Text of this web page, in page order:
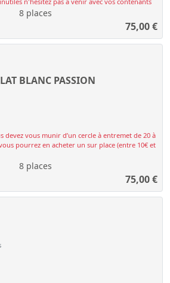
8 places
75,00€
BLANC PASSION
vous munir d’un cercle à entremet de 20 à
pourrez en acheter un sur place (entre 10€ et
8 places
75,00€